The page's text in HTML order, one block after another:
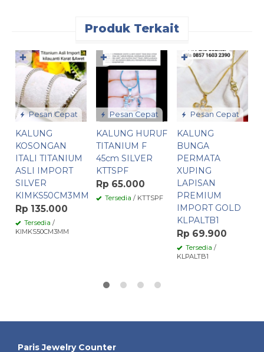
Produk Terkait
Pesan Cepat
KALUNG
KOSONGAN
ITALI TITANIUM
ASLI IMPORT
SILVER
KIMKS50CM3MM
Rp 135.000
Tersedia /
KIMKS50CM3MM
✚
Pesan Cepat
KALUNG HURUF
TITANIUM F
45cm SILVER
KTTSPF
Rp 65.000
Tersedia / KTTSPF
✚
Pesan Cepat
KALUNG
BUNGA
PERMATA
XUPING
LAPISAN
PREMIUM
IMPORT GOLD
KLPALTB1
Rp 69.900
Tersedia /
KLPALTB1
✚
Paris Jewelry Counter